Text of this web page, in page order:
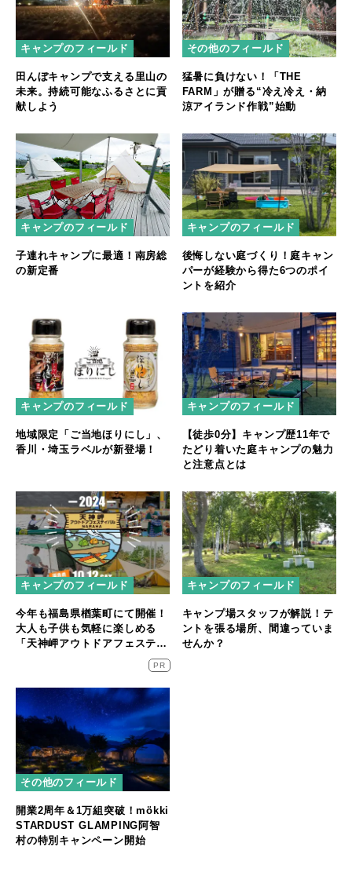
キャンプのフィールド
田んぼキャンプで支える里山の
未来。持続可能なふるさとに貢
献しよう
その他のフィールド
猛暑に負けない！「THE
FARM」が贈る“冷え冷え・納
涼アイランド作戦”始動
キャンプのフィールド
子連れキャンプに最適！南房総
の新定番
キャンプのフィールド
後悔しない庭づくり！庭キャン
パーが経験から得た6つのポイ
ントを紹介
キャンプのフィールド
地域限定「ご当地ほりにし」、
香川・埼玉ラベルが新登場！
キャンプのフィールド
【徒歩0分】キャンプ歴11年で
たどり着いた庭キャンプの魅力
と注意点とは
キャンプのフィールド
今年も福島県楢葉町にて開催！
大人も子供も気軽に楽しめる
「天神岬アウトドアフェスティ
PR
キャンプのフィールド
キャンプ場スタッフが解説！テ
ントを張る場所、間違っていま
せんか？
その他のフィールド
開業2周年＆1万組突破！mökki
STARDUST GLAMPING阿智
村の特別キャンペーン開始